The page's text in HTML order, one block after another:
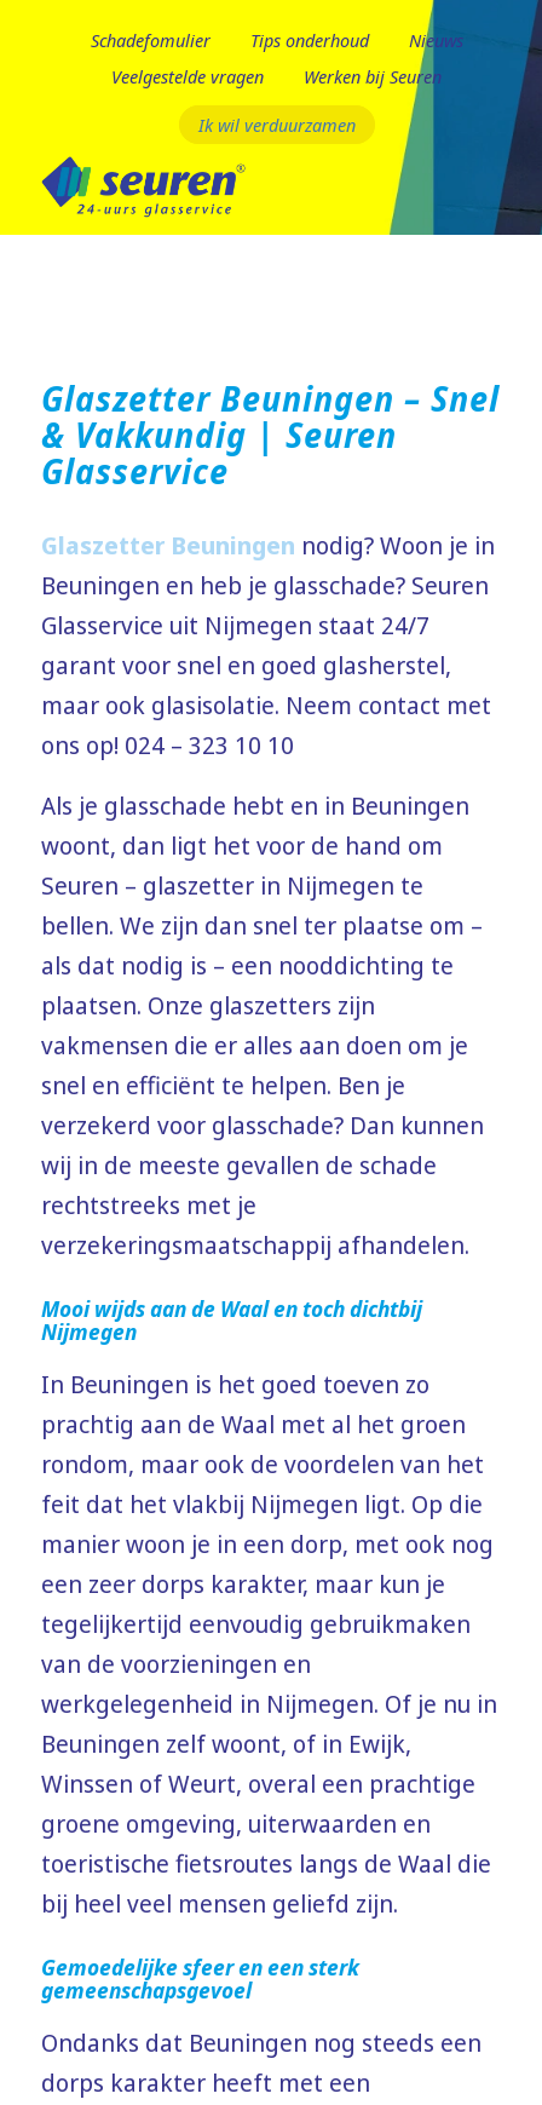
Schadefomulier Tips onderhoud
Nieuws
Veelgestelde vragen
Werken bij Seuren
Ik wil verduurzamen
Glaszetter Beuningen – Snel
& Vakkundig | Seuren
Glasservice
Glaszetter Beuningen nodig? Woon je in
Beuningen en heb je glasschade? Seuren
Glasservice uit Nijmegen staat 24/7
garant voor snel en goed glasherstel,
maar ook glasisolatie. Neem contact met
ons op! 024 – 323 10 10
Als je glasschade hebt en in Beuningen
woont, dan ligt het voor de hand om
Seuren – glaszetter in Nijmegen te
bellen. We zijn dan snel ter plaatse om –
als dat nodig is – een nooddichting te
plaatsen. Onze glaszetters zijn
vakmensen die er alles aan doen om je
snel en efficiënt te helpen. Ben je
verzekerd voor glasschade? Dan kunnen
wij in de meeste gevallen de schade
rechtstreeks met je
verzekeringsmaatschappij afhandelen.
Mooi wijds aan de Waal en toch dichtbij
Nijmegen
In Beuningen is het goed toeven zo
prachtig aan de Waal met al het groen
rondom, maar ook de voordelen van het
feit dat het vlakbij Nijmegen ligt. Op die
manier woon je in een dorp, met ook nog
een zeer dorps karakter, maar kun je
tegelijkertijd eenvoudig gebruikmaken
van de voorzieningen en
werkgelegenheid in Nijmegen. Of je nu in
Beuningen zelf woont, of in Ewijk,
Winssen of Weurt, overal een prachtige
groene omgeving, uiterwaarden en
toeristische fietsroutes langs de Waal die
bij heel veel mensen geliefd zijn.
Gemoedelijke sfeer en een sterk
gemeenschapsgevoel
Ondanks dat Beuningen nog steeds een
dorps karakter heeft met een